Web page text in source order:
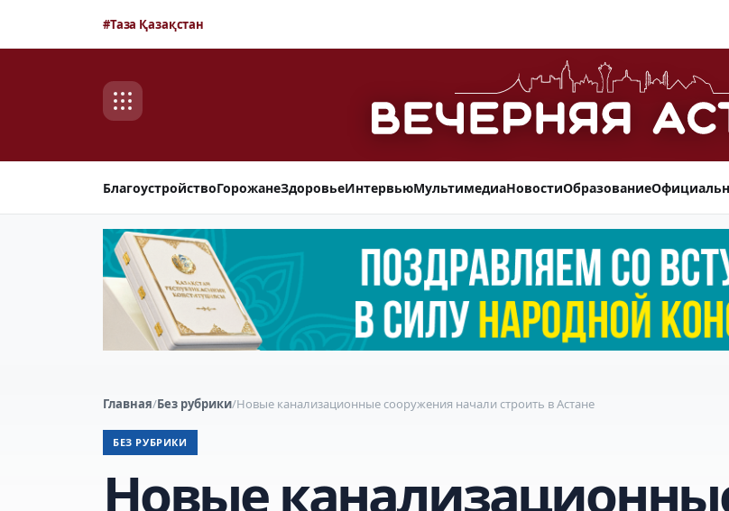
#Таза Қазақстан
БлагоустройствоГорожанеЗдоровьеИнтервьюМультимедиаНовостиОбразование
Главная/Без рубрики/Новые канализационные сооружения начали строить в Астане
БЕЗ РУБРИКИ
Новые